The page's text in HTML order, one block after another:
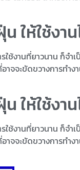
ให้ใช้งา
ใช้งานที่ยาวนาน ก็จ
จจะขัดขวางการทำ
ให้ใช้งา
ใช้งานที่ยาวนาน ก็จ
จจะขัดขวางการทำ